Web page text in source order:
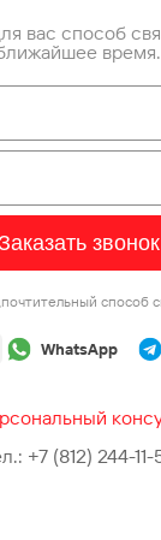
вас способ
время.
звонок
способ
WhatsApp
+7 (812) 244-11-